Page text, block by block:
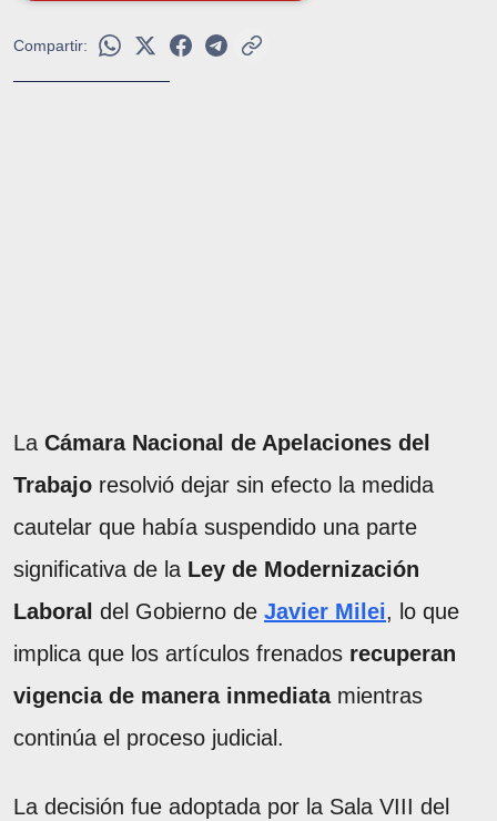
Compartir:
La Cámara Nacional de Apelaciones del
Trabajo resolvió dejar sin efecto la medida
cautelar que había suspendido una parte
significativa de la Ley de Modernización
Laboral del Gobierno de Javier Milei, lo que
implica que los artículos frenados recuperan
vigencia de manera inmediatamientras
continúa el proceso judicial.
La decisión fue adoptada por la Sala VIII del